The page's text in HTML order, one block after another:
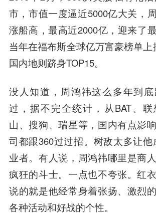
市，市值一度逼近5000亿大关，
涨船高，最高近2000亿，迎来了
当年在福布斯全球亿万富豪榜单上
国内地则跻身TOP15。
没人知道，周鸿祎这么多年到
过，据不完全统计，从BAT、
山、搜狗、瑞星等，国内有点影
司都跟360过过招。树敌太多让
业者。有人说，周鸿祎哪里是商
疯狂的斗士。一点也不夸张。红
说的就是他经常身着张扬、激烈
各种活动和好战的个性。